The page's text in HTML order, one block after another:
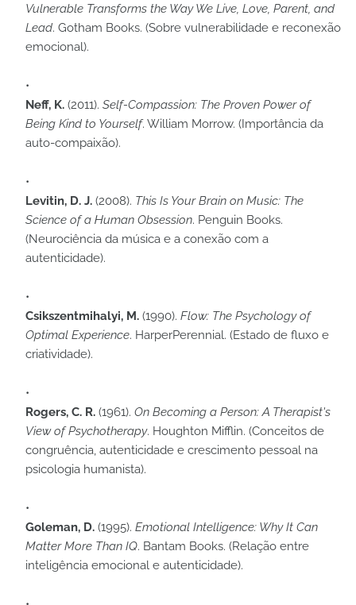
Vulnerable Transforms the Way We Live, Love, Parent, and
Lead. Gotham Books. (Sobre vulnerabilidade e reconexão
emocional).
Neff, K. (2011). Self-Compassion: The Proven Power of
Being Kind to Yourself. William Morrow. (Importância da
auto-compaixão).
Levitin, D. J. (2008). This Is Your Brain on Music: The
Science of a Human Obsession. Penguin Books.
(Neurociência da música e a conexão com a
autenticidade).
Csikszentmihalyi, M. (1990). Flow: The Psychology of
Optimal Experience. HarperPerennial. (Estado de fluxo e
criatividade).
Rogers, C. R. (1961). On Becoming a Person: A Therapist's
View of Psychotherapy. Houghton Mifflin. (Conceitos de
congruência, autenticidade e crescimento pessoal na
psicologia humanista).
Goleman, D. (1995). Emotional Intelligence: Why It Can
Matter More Than IQ. Bantam Books. (Relação entre
inteligência emocional e autenticidade).